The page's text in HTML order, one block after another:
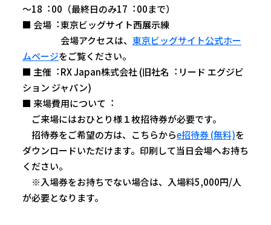
～18︓00（最終日のみ17︓00まで）
■ 会場︓東京ビッグサイト西展示練
会場アクセスは、 東京ビッグサイト公式ホー
ムページをご覧ください。
■ 主催︓RX Japan株式会社 (旧社名︓リード エグジビ
ション ジャパン)
■ 来場費用について︓
ご来場にはおひとり様１枚招待券が必要です。
招待券をご希望の方は、こちらからe招待券 (無料)を
ダウンロードいただけます。印刷して当日会場へお持ち
ください。
※入場券をお持ちでない場合は、入場料5,000円/人
が必要となります。